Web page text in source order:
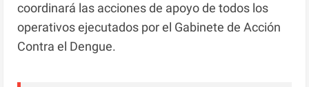
coordinará las acciones de apoyo de todos los
operativos ejecutados por el Gabinete de Acción
Contra el Dengue.